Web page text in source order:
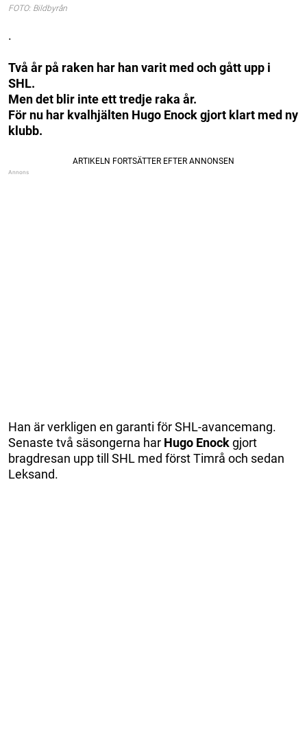
FOTO: Bildbyrån
.
Två år på raken har han varit med och gått upp i
SHL.
Men det blir inte ett tredje raka år.
För nu har kvalhjälten Hugo Enock gjort klart med ny
klubb.
Han är verkligen en garanti för SHL-avancemang.
Senaste två säsongerna har Hugo Enockgjort
bragdresan upp till SHL med först Timrå och sedan
Leksand.